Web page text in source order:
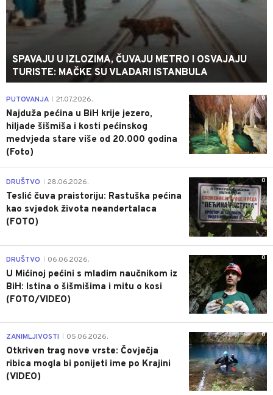
SPAVAJU U IZLOZIMA, ČUVAJU METRO I OSVAJAJU
TURISTE: MAČKE SU VLADARI ISTANBULA
0
PUTOVANJA 21.07.2026.
Najduža pećina u BiH krije jezero,
hiljade šišmiša i kosti pećinskog
medvjeda stare više od 20.000 godina
(Foto)
0
DRUŠTVO 28.06.2026.
Teslić čuva praistoriju: Rastuška pećina
kao svjedok života neandertalaca
(FOTO)
0
DRUŠTVO 06.06.2026.
U Mićinoj pećini s mladim naučnikom iz
BiH: Istina o šišmišima i mitu o kosi
(FOTO/VIDEO)
0
ZANIMLJIVOSTI 05.06.2026.
Otkriven trag nove vrste: Čovječja
ribica mogla bi ponijeti ime po Krajini
(VIDEO)